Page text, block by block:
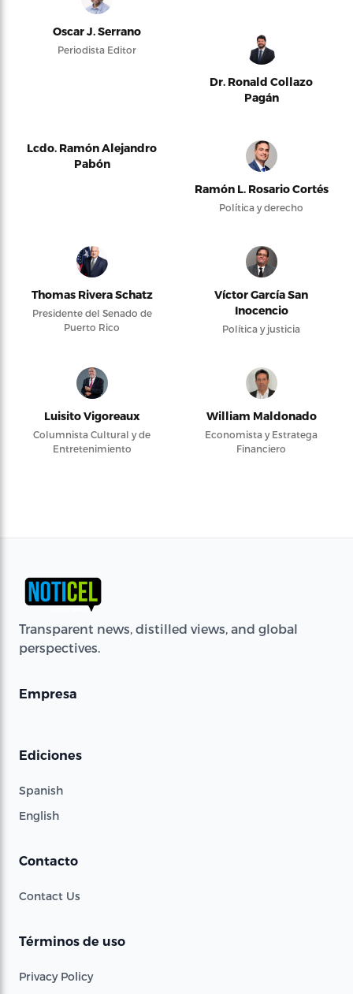
Oscar J. Serrano
Periodista Editor
Dr. Ronald Collazo
Pagán
Lcdo. Ramón Alejandro
Pabón
Ramón L. Rosario Cortés
Política y derecho
Thomas Rivera Schatz
Presidente del Senado de
Puerto Rico
Víctor García San
Inocencio
Política y justicia
Luisito Vigoreaux
Columnista Cultural y de
Entretenimiento
William Maldonado
Economista y Estratega
Financiero
Transparent news, distilled views, and global
perspectives.
Empresa
Ediciones
Spanish
English
Contacto
Contact Us
Términos de uso
Privacy Policy